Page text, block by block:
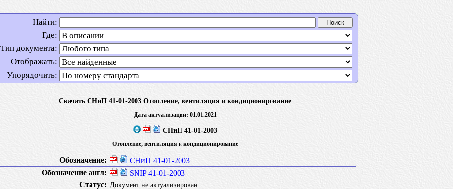
Найти:
Где:
Тип документа:
Отображать:
Упорядочить:
Скачать СНиП 41-01-2003 Отопление, вентиляция и кондиционирование
Дата актуализации: 01.01.2021
СНиП 41-01-2003
Отопление, вентиляция и кондиционирование
Обозначение:
СНиП 41-01-2003
Обозначение англ:
SNIP 41-01-2003
Статус: Документ не актуализирован